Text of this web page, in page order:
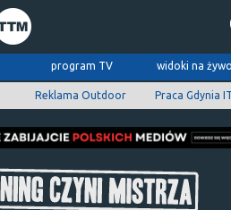
program TV widoki na
Reklama Outdoor Praca Gdynia